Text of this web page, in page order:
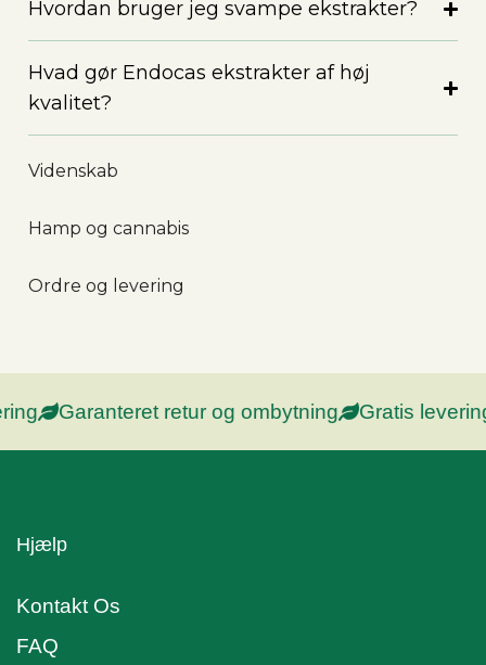
Videnskab
Hamp og cannabis
Ordre og levering
Hvordan bruger jeg svampe ekstrakter?
Hvad gør Endocas ekstrakter af høj
kvalitet?
Garanteret retur og ombytning Gratis levering
Hjælp
Kontakt Os
FAQ